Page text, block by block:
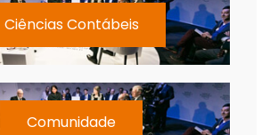
Ciências Contábeis
Comunidade